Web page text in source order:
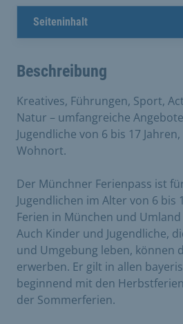
Seiteninhalt
Beschreibung
Kreatives, Führungen, Sport,
Natur – umfangreiche
Jugendliche von 6 bis 17
Wohnort.
Der Münchner Ferienpass ist
Jugendlichen im Alter von 6 bis
Ferien in München und
Auch Kinder und Jugendliche,
und Umgebung leben, können
erwerben. Er gilt in allen
beginnend mit den
der Sommerferien.